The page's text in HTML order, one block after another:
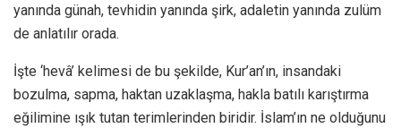
yanında günah, tevhidin yanında şirk, adaletin yanında zulüm
de anlatılır orada.
İşte ‘hevâ’ kelimesi de bu şekilde, Kur’an’ın, insandaki
bozulma, sapma, haktan uzaklaşma, hakla batılı karıştırma
eğilimine ışık tutan terimlerinden biridir. İslam’ın ne olduğunu